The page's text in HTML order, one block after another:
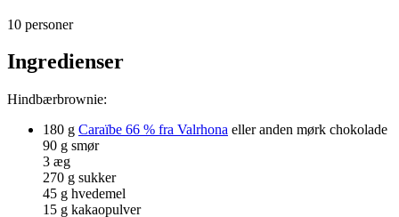
10 personer
Ingredienser
Hindbærbrownie:
180 g Caraïbe 66 % fra Valrhona eller anden mørk chokolade
90 g smør
3 æg
270 g sukker
45 g hvedemel
15 g kakaopulver